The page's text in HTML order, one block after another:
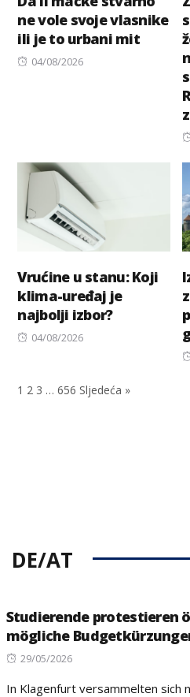
ne vole svoje vlasnike
ili je to urbani mit
Posted
04/08/2026
Vrućine u stanu: Koji
klima-uređaj je
najbolji izbor?
Posted
04/08/2026
1 2 3 … 656 Sljedeća »
DE/AT
Studierende protestieren
mögliche
Posted
29/05/2026
In Klagenfurt versammelten sich